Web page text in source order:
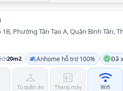
Phường Tân Tạo A, Quận Bình Tân,
20m2 Anhome hỗ trợ 100% Đã
checkroom
Tủ quần áo
elevator
Thang máy
wifi
Wifi